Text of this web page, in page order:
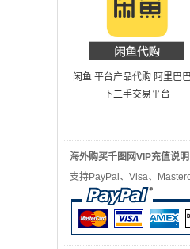
闲鱼 平台产品代购 阿里巴
下二手交易平台
海外购买千图网VIP充值说明
支持PayPal、Visa、